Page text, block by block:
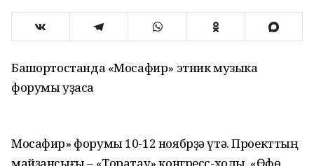
Башҡортостанда «Мосафир» этник музыка
форумы уҙасаҡ
Мосафир» форумы 10-12 ноябрҙә үтә. Проекттың